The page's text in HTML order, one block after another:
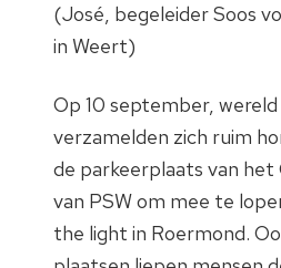
(José, begeleider Soos
in Weert)
Op 10 september, wereld
verzamelden zich ruim
de parkeerplaats van het
van PSW om mee te
the light in Roermond.